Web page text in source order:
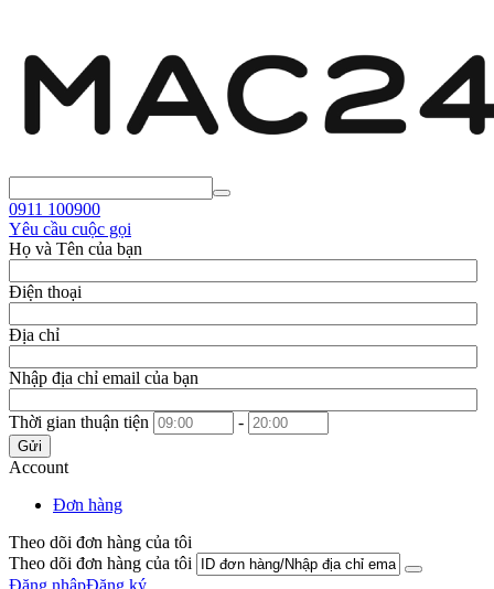
0911 100900
Yêu cầu cuộc gọi
Họ và Tên của bạn
Điện thoại
Địa chỉ
Nhập địa chỉ email của bạn
Thời gian thuận tiện -
Gửi
Account
Đơn hàng
Theo dõi đơn hàng của tôi
Theo dõi đơn hàng của tôi
Đăng nhậpĐăng ký